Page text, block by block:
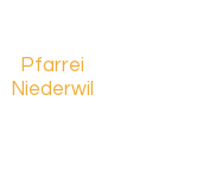
Pfarrei
Niederwil